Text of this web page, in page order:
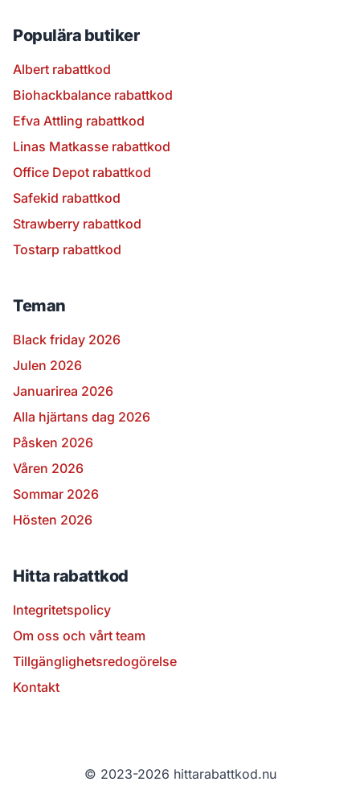
Populära butiker
Albert rabattkod
Biohackbalance rabattkod
Efva Attling rabattkod
Linas Matkasse rabattkod
Office Depot rabattkod
Safekid rabattkod
Strawberry rabattkod
Tostarp rabattkod
Teman
Black friday 2026
Julen 2026
Januarirea 2026
Alla hjärtans dag 2026
Påsken 2026
Våren 2026
Sommar 2026
Hösten 2026
Hitta rabattkod
Integritetspolicy
Om oss och vårt team
Tillgänglighetsredogörelse
Kontakt
© 2023-2026 hittarabattkod.nu